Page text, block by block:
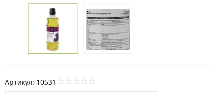
Артикул: 10531